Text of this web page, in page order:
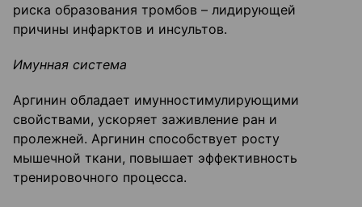
риска образования тромбов – лидирующей
причины инфарктов и инсультов.
Имунная система
Аргинин обладает имунностимулирующими
свойствами, ускоряет заживление ран и
пролежней. Аргинин способствует росту
мышечной ткани, повышает эффективность
тренировочного процесса.